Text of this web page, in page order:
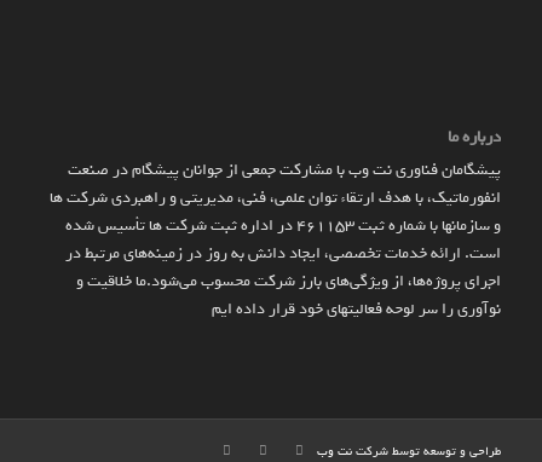
درباره ما
پیشگامان فناوری نت وب با مشارکت جمعی از جوانان پیشگام در صنعت
انفورماتیک، با هدف ارتقاء توان علمی، فنی، مدیریتی و راهبردی شرکت ها
و سازمان­ها با شماره ثبت 461153 در اداره ثبت شرکت ها تأسیس شده
است. ارائه خدمات تخصصی، ایجاد دانش به‌ روز در زمینه‌های مرتبط در
اجرای پروژه‌ها، از ویژگی‌های بارز شرکت محسوب می‌شود.ما خلاقیت و
نوآوری را سر لوحه فعالیتهای خود قرار داده ایم
طراحی و توسعه توسط شرکتنت وب